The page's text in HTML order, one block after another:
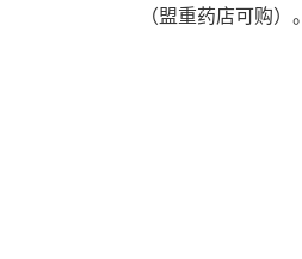
（盟重药店可购